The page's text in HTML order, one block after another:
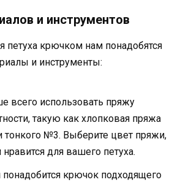
и инструментов
петуха крючком нам понадобятся
и инструменты:
всего использовать пряжу
такую как хлопковая пряжа
тонкого №3. Выберите цвет пряжи,
для вашего петуха.
понадобится крючок подходящего